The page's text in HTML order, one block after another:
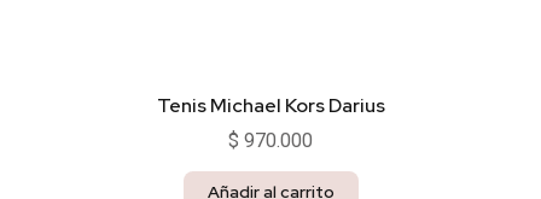
Tenis Michael Kors Darius
$ 970.000
Añadir al carrito